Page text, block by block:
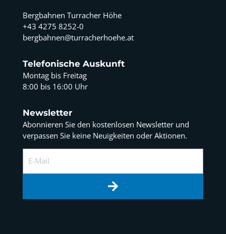
Bergbahnen Turracher Höhe
+43 4275 8252-0
bergbahnen@turracherhoehe.at
Telefonische Auskunft
Montag bis Freitag
8:00 bis 16:00 Uhr
Newsletter
Abonnieren Sie den kostenlosen Newsletter und
verpassen Sie keine Neuigkeiten oder Aktionen.
E-Mail